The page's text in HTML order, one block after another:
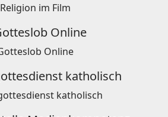
Religion im Film
Online
katholisch